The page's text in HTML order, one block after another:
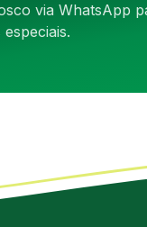
via WhatsApp